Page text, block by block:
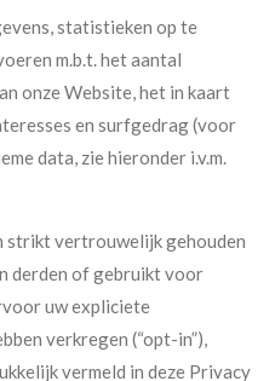
statistieken op te
m.b.t. het aantal
onze Website, het in kaart
en surfgedrag (voor
data, zie hieronder i.v.m.
strikt vertrouwelijk gehouden
derden of gebruikt voor
uw expliciete
verkregen (“opt-in”),
vermeld in deze Privacy